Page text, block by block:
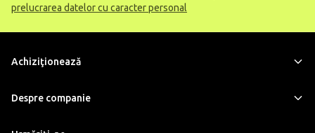
prelucrarea datelor cu caracter personal
Achiziţionează
Despre companie